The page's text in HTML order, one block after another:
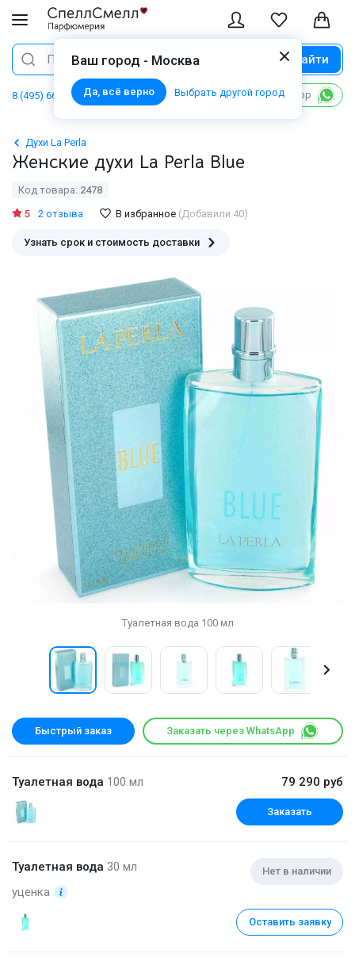
Ваш город - Москва
Да, всё верно Выбрать другой город
Поиск Найти
8 (495) 668 06 02 Написать в WhatsApp
Духи La Perla
Женские духи La Perla Blue
Код товара: 2478
5
2 отзыва В избранное (Добавили 40)
Узнать срок и стоимость доставки
Туалетная вода 100 мл
Быстрый заказ Заказать через WhatsApp
Туалетная вода 100 мл 79 290 руб
Заказать
Туалетная вода 30 мл
уценка
Нет в наличии
Оставить заявку